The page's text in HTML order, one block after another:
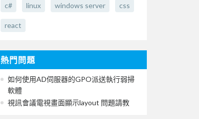
c# linux windows server css
react
熱門問題
如何使用AD伺服器的GPO派送執行弱掃
軟體
視訊會議電視畫面顯示layout 問題請教